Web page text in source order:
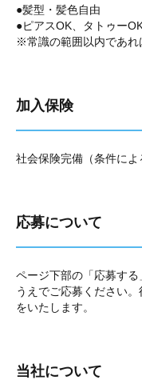
●髪型・髪色自由
●ピアスOK、タトゥー
※常識の範囲以内であれ
加入保険
社会保険完備（条件によ
応募について
ページ下部の「応募す
うえでご応募ください
をいたします。
当社について